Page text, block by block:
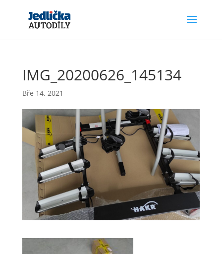
IMG_20200626_145134
Bře 14, 2021